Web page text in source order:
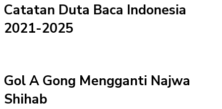
Catatan Duta Baca Indonesia
2021-2025
Gol A Gong Mengganti Najwa
Shihab